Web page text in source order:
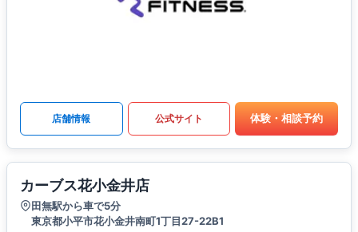
店舗情報 公式サイト 体験・相談予約
カーブス花小金井店
田無駅から車で5分
東京都小平市花小金井南町1丁目27-22B1